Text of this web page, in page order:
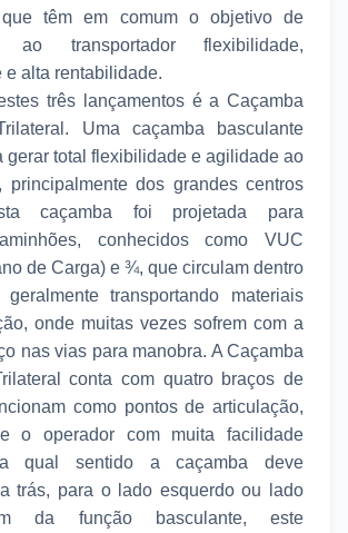
que têm em comum o objetivo de
ao transportador flexibilidade,
e alta rentabilidade.
três lançamentos é a Caçamba
Uma caçamba basculante
gerar total flexibilidade e agilidade ao
principalmente dos grandes centros
caçamba foi projetada para
conhecidos como VUC
de Carga) e ¾, que circulam dentro
transportando materiais
onde muitas vezes sofrem com a
nas vias para manobra. A Caçamba
conta com quatro braços de
como pontos de articulação,
o operador com muita facilidade
qual sentido a caçamba deve
trás, para o lado esquerdo ou lado
da função basculante, este